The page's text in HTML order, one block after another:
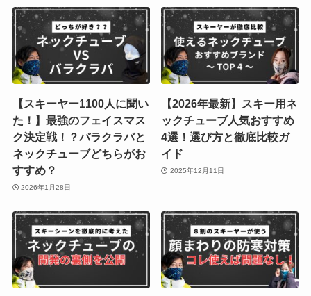
【スキーヤー1100人に聞い
た！】最強のフェイスマス
ク決定戦！？バラクラバと
ネックチューブどちらがお
すすめ？
2026年1月28日
【2026年最新】スキー用ネ
ックチューブ人気おすすめ
4選！選び方と徹底比較ガ
イド
2025年12月11日